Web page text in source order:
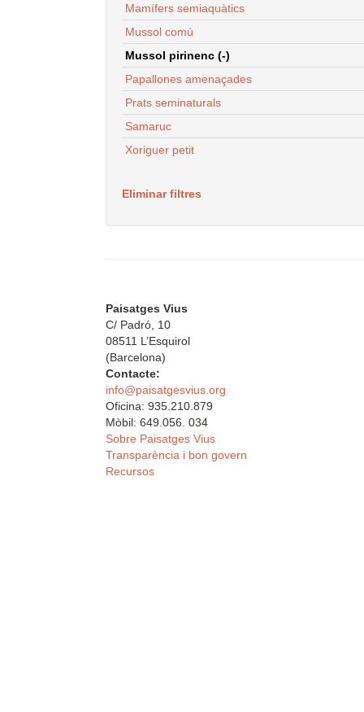
Mamífers semiaquàtics
Mussol comú
Mussol pirinenc (-)
Papallones amenaçades
Prats seminaturals
Samaruc
Xoriguer petit
Eliminar filtres
Paisatges Vius
C/ Padró, 10
08511 L’Esquirol
(Barcelona)
Contacte:
info@paisatgesvius.org
Oficina: 935.210.879
Mòbil: 649.056. 034
Sobre Paisatges Vius
Transparència i bon govern
Recursos